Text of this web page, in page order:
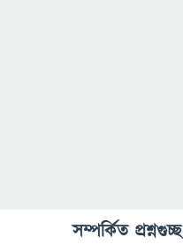
সম্পর্কিত প্রশ্নগুচ্ছ